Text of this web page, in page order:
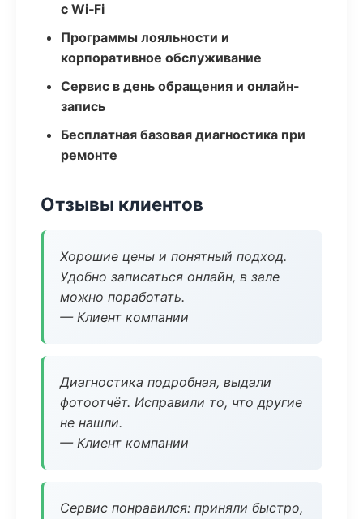
с Wi‑Fi
Программы лояльности и
корпоративное обслуживание
Сервис в день обращения и онлайн-
запись
Бесплатная базовая диагностика при
ремонте
Отзывы клиентов
Хорошие цены и понятный подход.
Удобно записаться онлайн, в зале
можно поработать.
— Клиент компании
Диагностика подробная, выдали
фотоотчёт. Исправили то, что другие
не нашли.
— Клиент компании
Сервис понравился: приняли быстро,